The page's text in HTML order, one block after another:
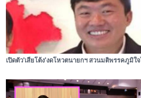
เปิดตัว'เสี่ยโต้ง'งดโหวตนายกฯ สวนมติพรรคภูมิใ